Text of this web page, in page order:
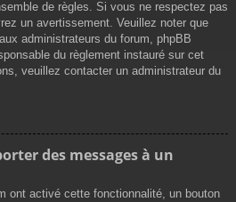
de règles. Si vous ne respectez pas
un avertissement. Veuillez noter que
administrateurs du forum, phpBB
du règlement instauré sur cet
veuillez contacter un administrateur du
des messages à un
ont activé cette fonctionnalité, un bouton